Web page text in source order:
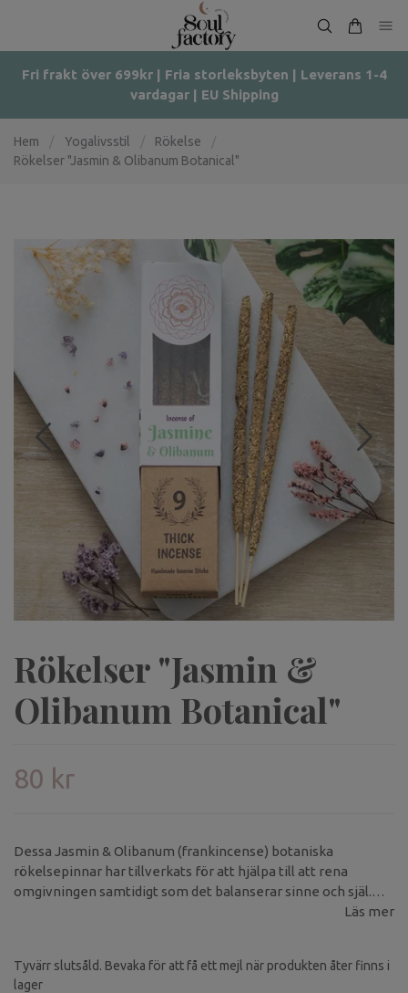
Fri frakt över 699kr | Fria storleksbyten | Leverans 1-4
vardagar | EU Shipping
Hem Yogalivsstil Rökelse
Rökelser "Jasmin & Olibanum Botanical"
Rökelser "Jasmin &
Olibanum Botanical"
80 kr
Dessa Jasmin & Olibanum (frankincense) botaniska
rökelsepinnar har tillverkats för att hjälpa till att rena
omgivningen samtidigt som det balanserar sinne och själ.
Jasmin är en symbol för kärlek, skönhet och sensualitet.Läs mer
Tyvärr slutsåld. Bevaka för att få ett mejl när produkten åter finns i
lager